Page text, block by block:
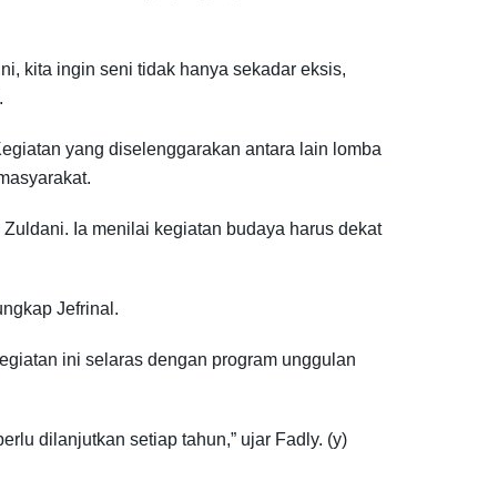
kita ingin seni tidak hanya sekadar eksis,
yang diselenggarakan antara lain lomba
Ia menilai kegiatan budaya harus dekat
Jefrinal.
ini selaras dengan program unggulan
dilanjutkan setiap tahun,” ujar Fadly. (y)